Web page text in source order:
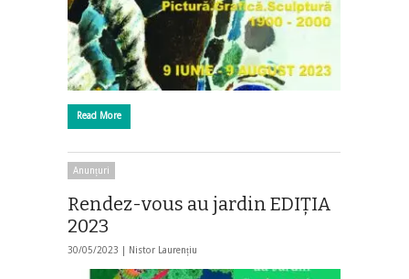
Read More
Anunțuri
Rendez-vous au jardin EDIȚIA
2023
30/05/2023 | Nistor Laurențiu